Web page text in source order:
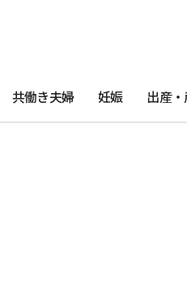
共働き夫婦 妊娠 出産